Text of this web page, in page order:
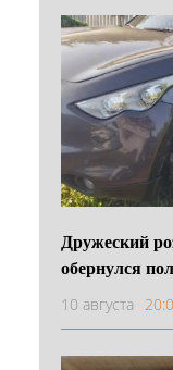
Дружеский
обернулся
10 августа